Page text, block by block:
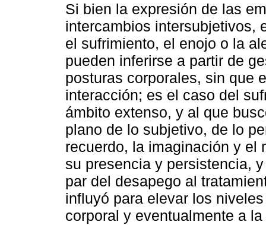
Si bien la expresión de las
intercambios intersubjetivos,
el sufrimiento, el enojo o la
pueden inferirse a partir de
posturas corporales, sin que
interacción; es el caso del
ámbito extenso, y al que
plano de lo subjetivo, de lo
recuerdo, la imaginación y el
su presencia y persistencia,
par del desapego al
influyó para elevar los
corporal y eventualmente a